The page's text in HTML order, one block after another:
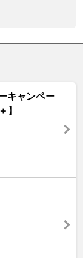
キャンペー
】